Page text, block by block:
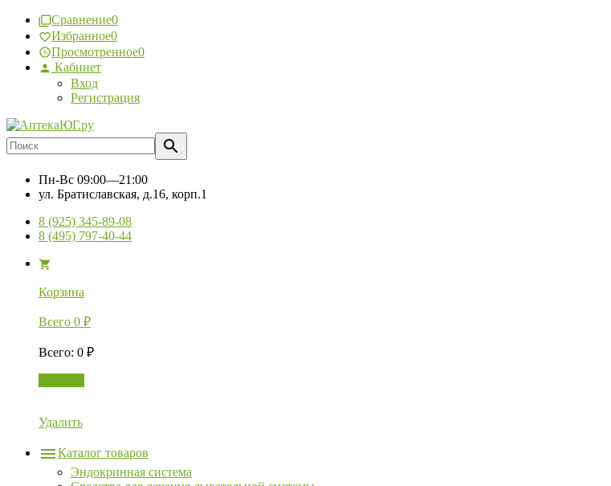
Сравнение0
Избранное0
Просмотренное0
Кабинет
Вход
Регистрация
Пн-Вс 09:00—21:00
ул. Братиславская, д.16, корп.1
8 (925) 345-89-08
8 (495) 797-40-44
Корзина
Всего 0 ₽
Всего: 0 ₽
Удалить
Каталог товаров
Эндокринная система